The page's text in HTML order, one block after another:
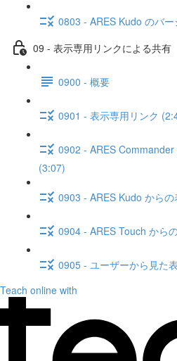
0803 - ARES Kudo のバ
09 - 表示専用リンクによる共有
0900 - 概要
0901 - 表示専用リンク
0902 - ARES
(3:07)
0903 - ARES Kudo から
0904 - ARES Touch から
0905 - ユーザーから見た
Teach online with